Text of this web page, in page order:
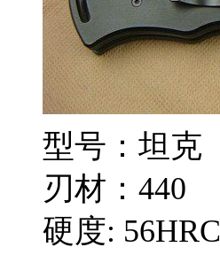
型号：坦克
刃材：440
硬度: 56HRC